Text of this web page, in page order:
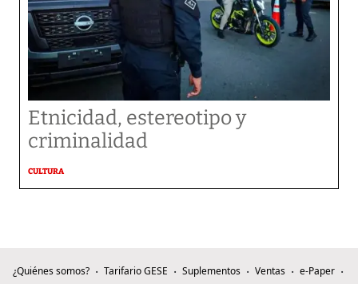
Etnicidad, estereotipo y
criminalidad
CULTURA
¿Quiénes somos? Tarifario GESE Suplementos Ventas
e-Paper